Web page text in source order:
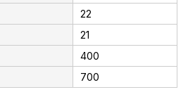
22
21
400
700